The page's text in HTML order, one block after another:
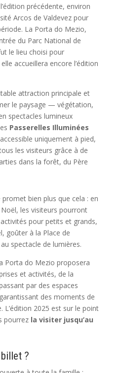
précédente, environ
Arcos de Valdevez pour
La Porta do Mezio,
du Parc National de
le lieu choisi pour
accueillera encore l’édition
attraction principale et
le paysage — végétation,
spectacles lumineux
Passerelles Illuminées
uniquement à pied,
les visiteurs grâce à de
dans la forêt, du Père
bien plus que cela : en
les visiteurs pourront
pour petits et grands,
goûter à la Place de
spectacle de lumières.
Porta do Mezio proposera
et activités, de la
par des espaces
des moments de
2025 est sur le point
pourrez la visiter jusqu’au
?